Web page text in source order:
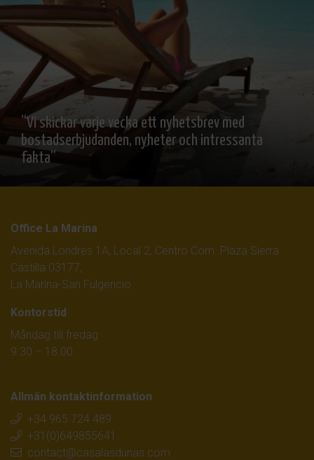
“Vi skickar varje vecka ett nyhetsbrev med
bostadserbjudanden, nyheter och intressanta
fakta”
Office La Marina
Avenida Londres 1A, Local 2, Centro Com. Plaza Sierra
Castilla 03177,
La Marina-San Fulgencio
Kontorstid
Måndag till fredag
9.30 – 18.00
Allmän kontaktinformation
+34 965 724 489
+31(0)649855641
contact@casalasdunas.com